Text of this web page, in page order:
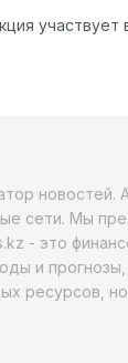
участвует
сети. Мы
- это
и
ресурсов,